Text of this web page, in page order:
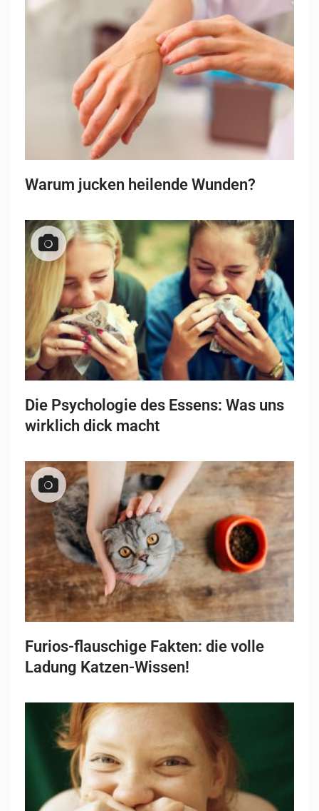
Warum jucken heilende Wunden?
Die Psychologie des Essens: Was uns
wirklich dick macht
Furios-flauschige Fakten: die volle
Ladung Katzen-Wissen!